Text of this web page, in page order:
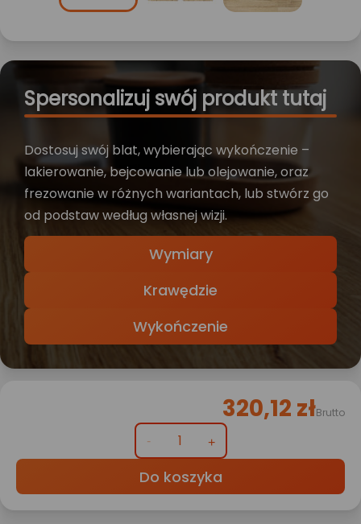
Spersonalizuj swój produkt tutaj
Dostosuj swój blat, wybierając wykończenie –
lakierowanie, bejcowanie lub olejowanie, oraz
frezowanie w różnych wariantach, lub stwórz go
od podstaw według własnej wizji.
Wymiary
Krawędzie
Wykończenie
320,12 złBrutto
Do koszyka